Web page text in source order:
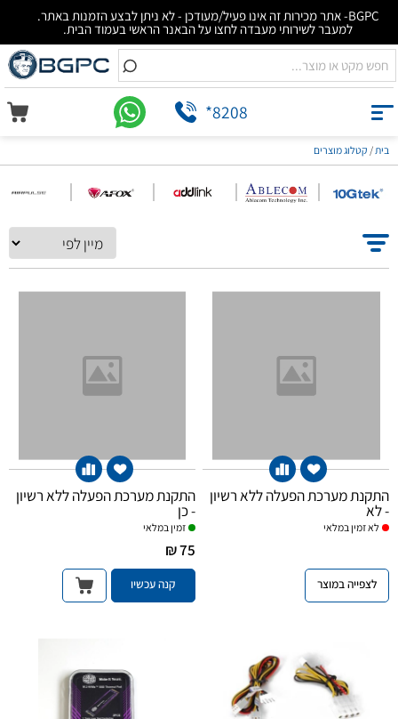
BGPC- אתר מכירות זה אינו פעיל/מעודכן - לא ניתן לבצע הזמנות באתר.
למעבר לשירותי מעבדה לחצו על הבאנר הראשי בעמוד הבית.
*8208
בית/ קטלוג מוצרים
התקנת מערכת הפעלה ללא רשיון
- לא
לאזמין במלאי
לצפייה במוצר
התקנת מערכת הפעלה ללא רשיון
- כן
זמין במלאי
75 ₪
קנה עכשיו